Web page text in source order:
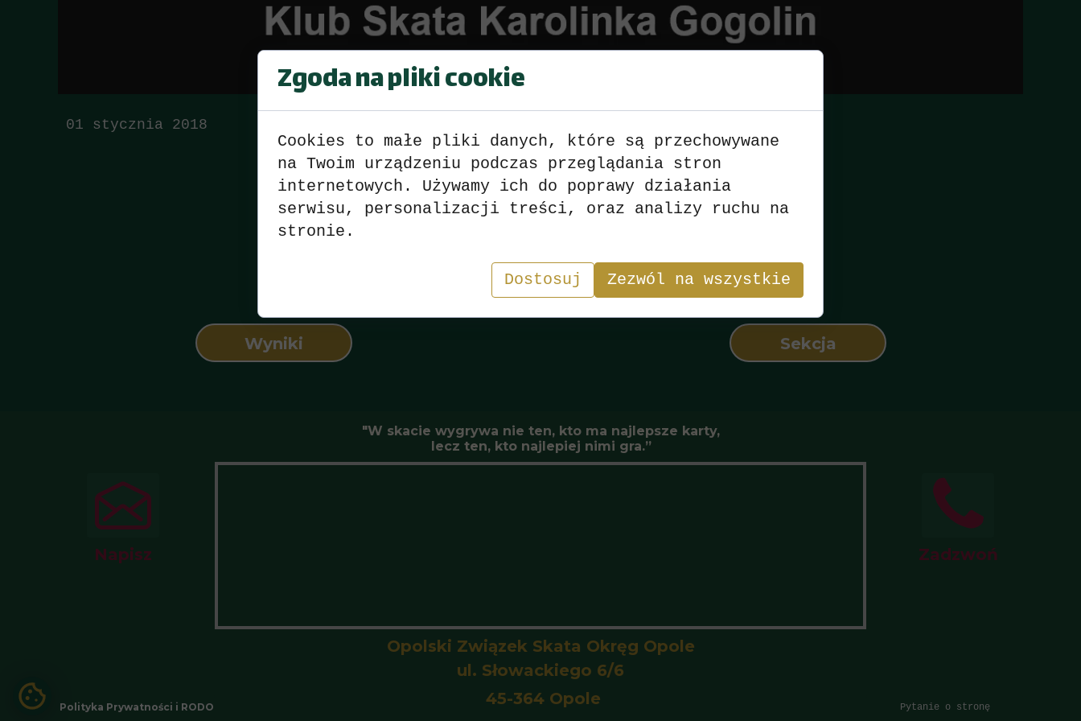
Wyniki Sekcja
01 stycznia 2018
Liga Skata Gminy Gogolin 2018
Indywidualnie
Wyniki>>> zobacz <<<
"W skacie wygrywa nie ten, kto ma najlepsze karty,
lecz ten, kto najlepiej nimi gra.”
Pytanie o stronę
Polityka Prywatności i RODO
Zadzwoń
Napisz
Opolski Związek Skata Okręg Opole
ul. Słowackiego 6/6
45-364 Opole
Zgoda na pliki cookie
Cookies to małe pliki danych, które są przechowywane
na Twoim urządzeniu podczas przeglądania stron
internetowych. Używamy ich do poprawy działania
serwisu, personalizacji treści, oraz analizy ruchu na
stronie.
Dostosuj Zezwól na wszystkie